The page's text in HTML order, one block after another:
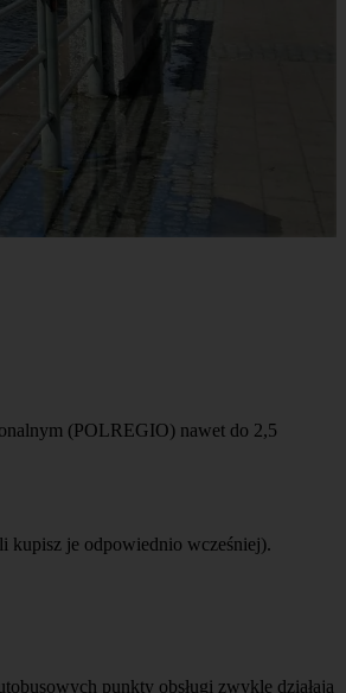
(POLREGIO) nawet do 2,5
kupisz je odpowiednio wcześniej).
punkty obsługi zwykle działają